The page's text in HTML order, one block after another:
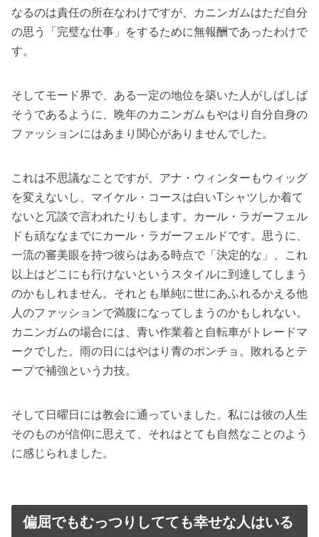
なるのは責任の所在なわけですが、カニンガムはただ自分
の思う「完璧な仕事」をするために無報酬であったわけで
す。
そしてモード界で、ある一定の地位を築いた人がしばしば
そうであるように、晩年のカニンガムもやはり自分自身の
ファッションにはあまり関心がありませんでした。
これは不思議なことですが、アナ・ウィンターもウィッグ
を変えないし、マイケル・コースは白いTシャツしか着て
ないと冗談で言われたりもします。カール・ラガーフェル
ドも頑ななまでにカール・ラガーフェルドです。思うに、
一流の審美眼を持つ彼らはある時点で「決定的な」、これ
以上はどこにも行けないというスタイルに到達してしまう
のかもしれません。それとも単純に世にあふれるかえる他
人のファッションで満腹になってしまうのかもしれない。
カニンガムの場合には、青い作業着と自転車がトレードマ
ークでした。雨の日にはやはり青のポンチョ。敗れるとテ
ープで補強という力技。
そして日曜日には教会に通っていました。私には彼の人生
そのものが信仰に思えて、それはとても自然なことのよう
に感じられました。
偏屈でもむっつりしてても幸せな人はいる